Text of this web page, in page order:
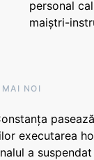
personal
maiștri-
NOI
executarea
a